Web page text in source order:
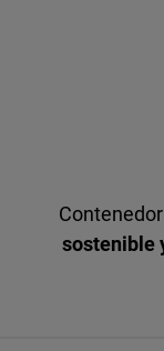
sostenible